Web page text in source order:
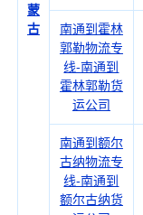
蒙
古
南通到霍林
郭勒物流专
线-南通到
霍林郭勒货
运公司
南通到额尔
古纳物流专
线-南通到
额尔古纳货